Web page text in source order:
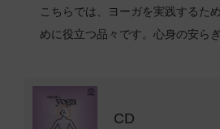
こちらでは、ヨーガを実践するた
めに役立つ品々です。心身の安ら
CD